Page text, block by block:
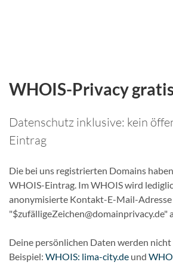
WHOIS-Privacy
Datenschutz inklusive: kein
Eintrag
Die bei uns registrierten Domains haben
WHOIS-Eintrag. Im WHOIS wird
anonymisierte Kontakt-E-Mail-Adresse
"$zufälligeZeichen@domainprivacy.de"
Deine persönlichen Daten werden
Beispiel: WHOIS: lima-city.de und